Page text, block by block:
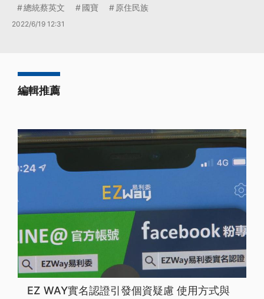
總統蔡英文 國寶 原住民族
2022/6/19 12:31
編輯推薦
EZ WAY實名認證引發個資疑慮 使用方式與